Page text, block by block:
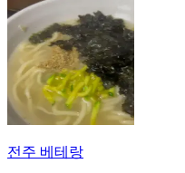
전주 베테랑